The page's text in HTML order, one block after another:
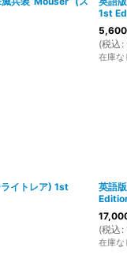
1st
5,600
(税込 :
在庫な
イトレア) 1st
英語
(税込 :
在庫な